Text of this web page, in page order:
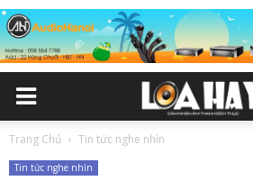
Trang Chủ Tin tức nghe nhìn
Tin tức nghe nhìn